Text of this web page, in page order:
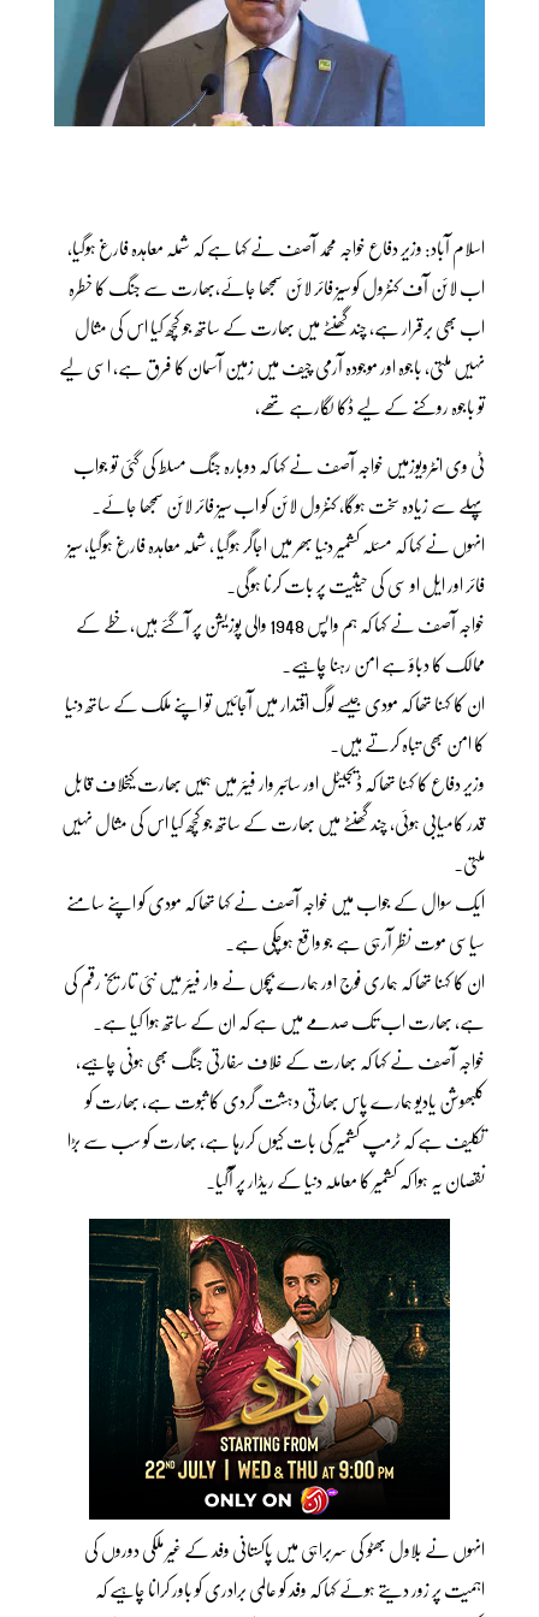
اسلام آباد: وزیر دفاع خواجہ محمد آصف نے کہا ہے کہ شملہ معاہدہ فارغ ہوگیا،
اب لائن آف کنٹرول کو سیز فائر لائن سمجھا جائے،بھارت سے جنگ کا خطرہ
اب بھی برقرار ہے، چند گھنٹے میں بھارت کے ساتھ جو کچھ کیا اس کی مثال
نہیں ملتی، باجوہ اور موجودہ آرمی چیف میں زمین آسمان کا فرق ہے، اسی لیے
تو باجوہ روکنے کے لیے ڈکا لگارہے تھے،
ٹی وی انٹرویوزمیں خواجہ آصف نے کہا کہ دوبارہ جنگ مسلط کی گئی تو جواب
پہلے سے زیادہ سخت ہوگا، کنٹرول لائن کو اب سیز فائر لائن سمجھا جائے۔
انہوں نے کہا کہ مسئلہ کشمیر دنیا بھر میں اجاگر ہوگیا ، شملہ معاہدہ فارغ ہوگیا، سیز
فائر اور ایل او سی کی حیثیت پر بات کرنا ہوگی۔
خواجہ آصف نے کہا کہ ہم واپس 1948 والی پوزیشن پر آگئے ہیں، خطے کے
ممالک کا دباؤ ہے امن رہنا چاہیے۔
ان کا کہنا تھا کہ مودی جیسے لوگ اقتدار میں آجائیں تو اپنے ملک کے ساتھ دنیا
کا امن بھی تباہ کرتے ہیں۔
وزیر دفاع کا کہنا تھا کہ ڈیجیٹل اور سائبر وار فیئر میں ہمیں بھارت کیخلاف قابل
قدر کامیابی ہوئی، چند گھنٹے میں بھارت کے ساتھ جو کچھ کیا اس کی مثال نہیں
ملتی۔
ایک سوال کے جواب میں خواجہ آصف نے کہا تھا کہ مودی کو اپنے سامنے
سیاسی موت نظر آرہی ہے جو واقع ہوچکی ہے۔
ان کا کہنا تھا کہ ہماری فوج اور ہمارے بچوں نے وار فیئر میں نئی تاریخ رقم کی
ہے، بھارت اب تک صدمے میں ہے کہ ان کے ساتھ ہوا کیا ہے۔
خواجہ آصف نے کہا کہ بھارت کے خلاف سفارتی جنگ بھی ہونی چاہیے،
کلبھوشن یادیو ہمارے پاس بھارتی دہشت گردی کا ثبوت ہے، بھارت کو
تکلیف ہے کہ ٹرمپ کشمیر کی بات کیوں کررہا ہے، بھارت کو سب سے بڑا
نقصان یہ ہوا کہ کشمیر کا معاملہ دنیا کے ریڈار پر آگیا۔
انہوں نے بلاول بھٹو کی سربراہی میں پاکستانی وفد کے غیر ملکی دوروں کی
اہمیت پر زور دیتے ہوئے کہا کہ وفد کو عالمی برادری کو باور کرانا چاہیے کہ